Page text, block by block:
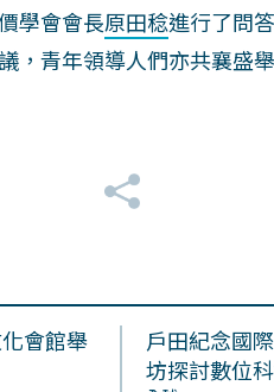
學會會長原田稔進行了問
，青年領導人們亦共襄盛舉
會館舉
戶田紀念國
坊探討數位